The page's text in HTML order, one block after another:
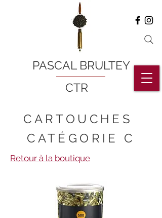
PASCAL BRULTEY
CTR
CARTOUCHES
CATÉGORIE C
Retour à la boutique